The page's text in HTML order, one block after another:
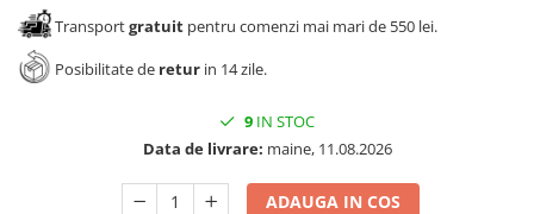
Transportgratuit pentru comenzi mai mari de 550 lei.
Posibilitate de retur in 14 zile.
9 IN STOC
Data de livrare: maine, 11.08.2026
ADAUGA IN COS